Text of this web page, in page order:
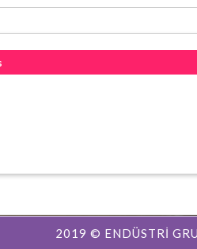
2019 © ENDÜSTRİ